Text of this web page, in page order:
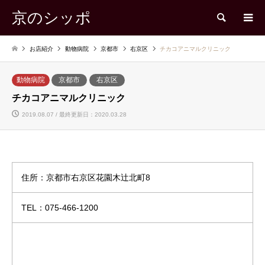
京のシッポ 検索
お店紹介 動物病院 京都市 右京区 チカコアニマルクリニック
動物病院 京都市 右京区
チカコアニマルクリニック
2019.08.07 / 最終更新日：2020.03.28
住所：京都市右京区花園木辻北町8
TEL：075-466-1200